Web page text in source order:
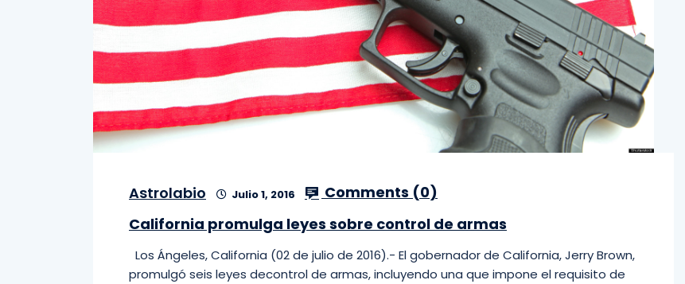
Astrolabio Julio 1, 2016 Comments (0)
California promulga leyes sobre control de armas
Los Ángeles, California (02 de julio de 2016).- El gobernador de California, Jerry Brown,
promulgó seis leyes decontrol de armas, incluyendo una que impone el requisito de